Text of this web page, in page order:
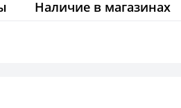
Наличие в магазинах